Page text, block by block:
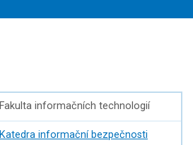
Fakulta informačních technologií
Katedra informační bezpečnosti